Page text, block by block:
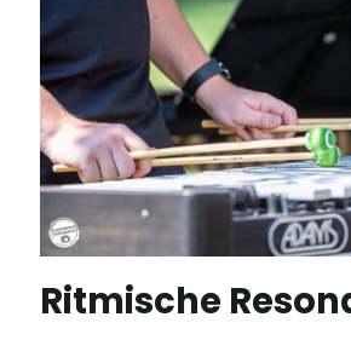
Ritmische